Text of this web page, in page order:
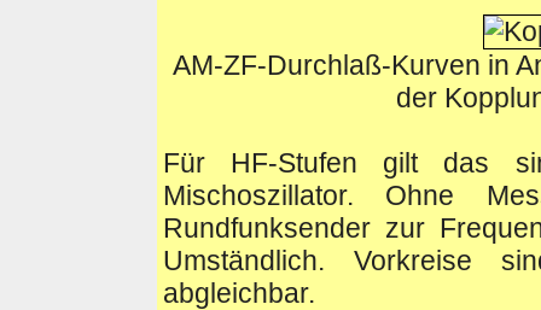
AM-ZF-Durchlaß-Kurven in
der
Für HF-Stufen gilt das
Mischoszillator. Ohne
Rundfunksender zur
Umständlich. Vorkreise
abgleichbar.